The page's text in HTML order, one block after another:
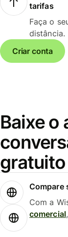
tarifas
Faça o
distância.
Criar conta
Baixe o
Compare
Com a
comercial